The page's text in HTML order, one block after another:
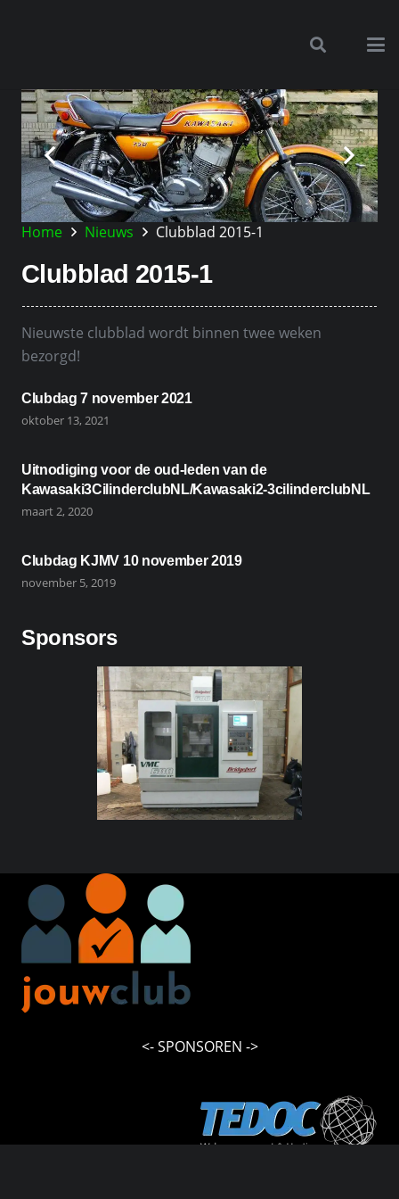
Home Nieuws Clubblad 2015-1
Clubblad 2015-1
Nieuwste clubblad wordt binnen twee weken
bezorgd!
Clubdag 7 november 2021
oktober 13, 2021
Uitnodiging voor de oud-leden van de
Kawasaki3CilinderclubNL/Kawasaki2-3cilinderclubNL
maart 2, 2020
Clubdag KJMV 10 november 2019
november 5, 2019
Sponsors
<- SPONSOREN ->